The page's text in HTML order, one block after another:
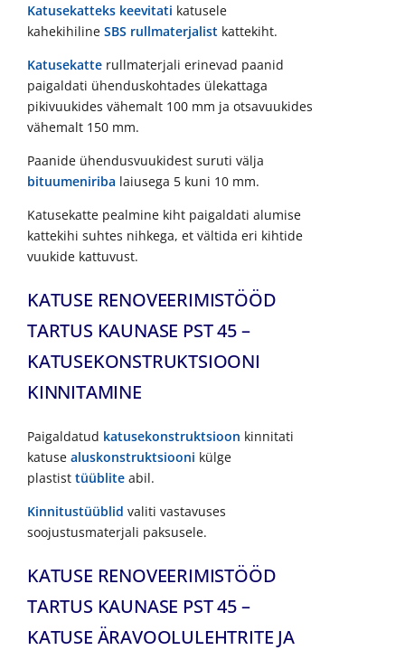
Katusekatteks keevitati katusele
kahekihiline SBS rullmaterjalist kattekiht.
Katusekatte rullmaterjali erinevad paanid
paigaldati ühenduskohtades ülekattaga
pikivuukides vähemalt 100 mm ja otsavuukides
vähemalt 150 mm.
Paanide ühendusvuukidest suruti välja
bituumeniriba laiusega 5 kuni 10 mm.
Katusekatte pealmine kiht paigaldati alumise
kattekihi suhtes nihkega, et vältida eri kihtide
vuukide kattuvust.
KATUSE RENOVEERIMISTÖÖD
TARTUS KAUNASE PST 45 –
KATUSEKONSTRUKTSIOONI
KINNITAMINE
Paigaldatud katusekonstruktsioon kinnitati
katuse aluskonstruktsiooni külge
plastist tüüblite abil.
Kinnitustüüblid valiti vastavuses
soojustusmaterjali paksusele.
KATUSE RENOVEERIMISTÖÖD
TARTUS KAUNASE PST 45 –
KATUSE ÄRAVOOLULEHTRITE JA